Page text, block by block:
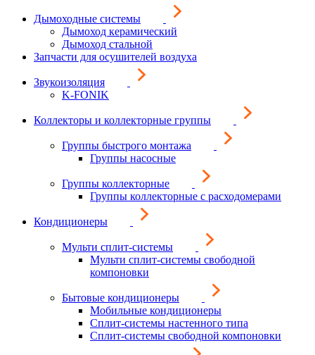
Дымоходные системы
Дымоход керамический
Дымоход стальной
Запчасти для осушителей воздуха
Звукоизоляция
K-FONIK
Коллекторы и коллекторные группы
Группы быстрого монтажа
Группы насосные
Группы коллекторные
Группы коллекторные с расходомерами
Кондиционеры
Мульти сплит-системы
Мульти сплит-системы свободной
компоновки
Бытовые кондиционеры
Мобильные кондиционеры
Сплит-системы настенного типа
Сплит-системы свободной компоновки